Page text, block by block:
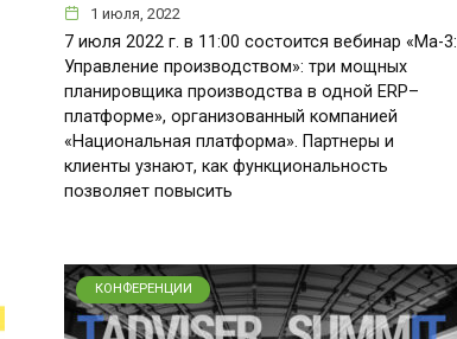
1 июля, 2022
7 июля 2022 г. в 11:00 состоится вебинар «Ма-3:
Управление производством»: три мощных
планировщика производства в одной ERP–
платформе», организованный компанией
«Национальная платформа». Партнеры и
клиенты узнают, как функциональность
позволяет повысить
КОНФЕРЕНЦИИ